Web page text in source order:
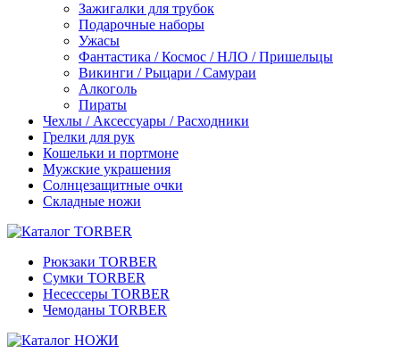
Зажигалки для трубок
Подарочные наборы
Ужасы
Фантастика / Космос / НЛО / Пришельцы
Викинги / Рыцари / Самураи
Алкоголь
Пираты
Чехлы / Аксессуары / Расходники
Грелки для рук
Кошельки и портмоне
Мужские украшения
Солнцезащитные очки
Складные ножи
Рюкзаки TORBER
Сумки TORBER
Несессеры TORBER
Чемоданы TORBER